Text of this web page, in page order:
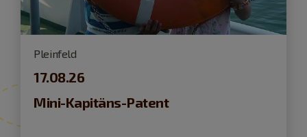
Pleinfeld
17.08.26
Mini-Kapitäns-Patent